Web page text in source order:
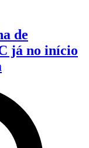
de
já no início